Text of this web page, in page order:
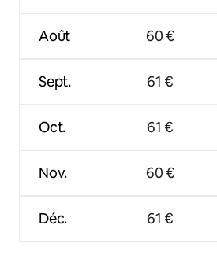
Août
Sept.
Oct.
Nov.
Déc.
60 €
61 €
61 €
60 €
61 €